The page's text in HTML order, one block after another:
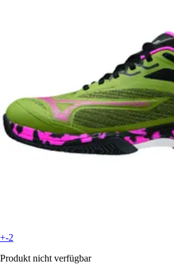
+-2
Produkt nicht verfügbar